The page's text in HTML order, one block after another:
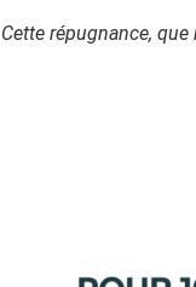
Cette répugnance,